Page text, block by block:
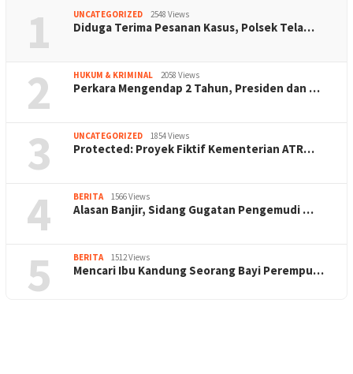
1 UNCATEGORIZED 2548 Views
Diduga Terima Pesanan Kasus, Polsek Tela…
2 HUKUM & KRIMINAL 2058 Views
Perkara Mengendap 2 Tahun, Presiden dan …
3 UNCATEGORIZED 1854 Views
Protected: Proyek Fiktif Kementerian ATR…
4 BERITA 1566 Views
Alasan Banjir, Sidang Gugatan Pengemudi …
5 BERITA 1512 Views
Mencari Ibu Kandung Seorang Bayi Perempu…